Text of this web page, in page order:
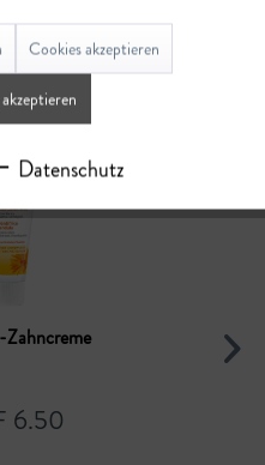
Zahncreme
6.50
Cookies akzeptieren
Datenschutz